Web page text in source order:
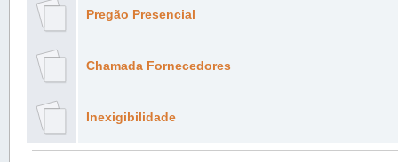
Pregão Presencial
Chamada Fornecedores
Inexigibilidade